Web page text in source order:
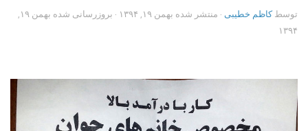
توسطکاظم خطیبی · منتشر شده بهمن ۱۹, ۱۳۹۴ · بروزرسانی شده
بهمن ۱۹,
۱۳۹۴